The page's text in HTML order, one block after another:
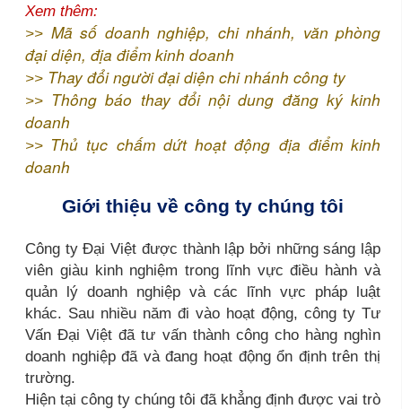
Xem thêm:
>> Mã số doanh nghiệp, chi nhánh, văn phòng
đại diện, địa điểm kinh doanh
>> Thay đổi người đại diện chi nhánh công ty
>> Thông báo thay đổi nội dung đăng ký kinh
doanh
>> Thủ tục chấm dứt hoạt động địa điểm kinh
doanh
Giới thiệu về công ty chúng tôi
Công ty Đại Việt được thành lập bởi những sáng lập
viên giàu kinh nghiệm trong lĩnh vực điều hành và
quản lý doanh nghiệp và các lĩnh vực pháp luật
khác. Sau nhiều năm đi vào hoạt động, công ty Tư
Vấn Đại Việt đã tư vấn thành công cho hàng nghìn
doanh nghiệp đã và đang hoạt động ổn định trên thị
trường.
Hiện tại công ty chúng tôi đã khẳng định được vai trò